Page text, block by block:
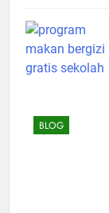
BLOG